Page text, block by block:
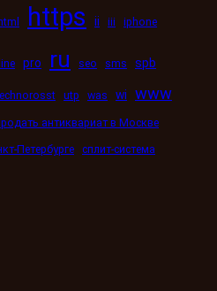
html https ii iii iphone
pro ru seo sms spb
utp was wi www
антиквариат в Москве
Петербурге сплит-система